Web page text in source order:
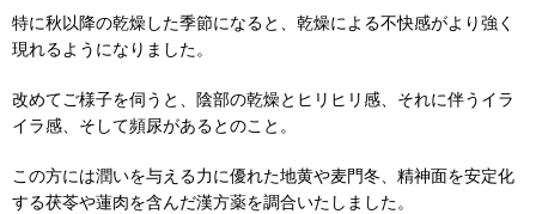
特に秋以降の乾燥した季節になると、乾燥による不快感がより強く
現れるようになりました。
改めてご様子を伺うと、陰部の乾燥とヒリヒリ感、それに伴うイラ
イラ感、そして頻尿があるとのこと。
この方には潤いを与える力に優れた地黄や麦門冬、精神面を安定化
する茯苓や蓮肉を含んだ漢方薬を調合いたしました。